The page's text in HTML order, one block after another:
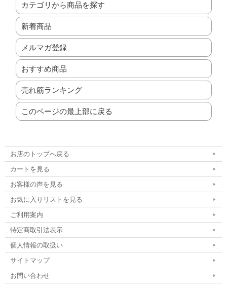
カテゴリから商品を探す
新着商品
メルマガ登録
おすすめ商品
売れ筋ランキング
このページの最上部に戻る
お店のトップへ戻る
カートを見る
お客様の声を見る
お気に入りリストを見る
ご利用案内
特定商取引法表示
個人情報の取扱い
サイトマップ
お問い合わせ